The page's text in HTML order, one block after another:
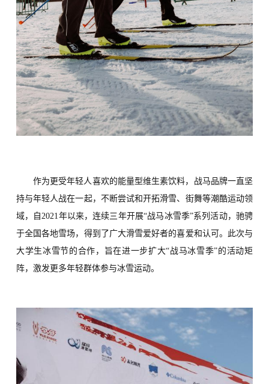
作为更受年轻人喜欢的能量型维生素饮料，战马品牌一直坚
持与年轻人战在一起，不断尝试和开拓滑雪、街舞等潮酷运动领
域，自 2021年以来，连续三年开展“战马冰雪季”系列活动，驰骋
于全国各地雪场，得到了广大滑雪爱好者的喜爱和认可。此次与
大学生冰雪节的合作，旨在进一步扩大“战马冰雪季”的活动矩
阵，激发更多年轻群体参与冰雪运动。